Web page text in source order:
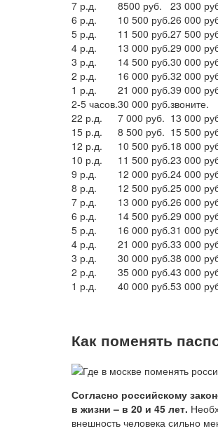
7 р.д.
8500 руб. 23 000
6 р.д.
10 500 руб.26 000
5 р.д.
11 500 руб.27 500
4 р.д.
13 000 руб.29 000
3 р.д.
14 500 руб.30 000
2 р.д.
16 000 руб.32 000
1 р.д.
21 000 руб.39 000
2-5 часов.30 000 руб.звоните.
22 р.д.
7 000 руб. 13 000
15 р.д.
8 500 руб. 15 500
12 р.д.
10 500 руб.18 000
10 р.д.
11 500 руб.23 000
9 р.д.
12 000 руб.24 000
8 р.д.
12 500 руб.25 000
7 р.д.
13 000 руб.26 000
6 р.д.
14 500 руб.29 000
5 р.д.
16 000 руб.31 000
4 р.д.
21 000 руб.33 000
3 р.д.
30 000 руб.38 000
2 р.д.
35 000 руб.43 000
1 р.д.
40 000 руб.53 000
Как поменять
Согласно российскому
в жизни – в 20 и 45 лет.
внешность человека сильно